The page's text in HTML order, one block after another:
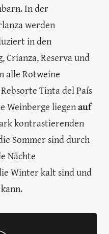
In der
werden
in den
Crianza, Reserva und
alle Rotweine
Tinta del País
Weinberge liegenauf
kontrastierenden
Sommer sind durch
Nächte
Winter kalt sind und